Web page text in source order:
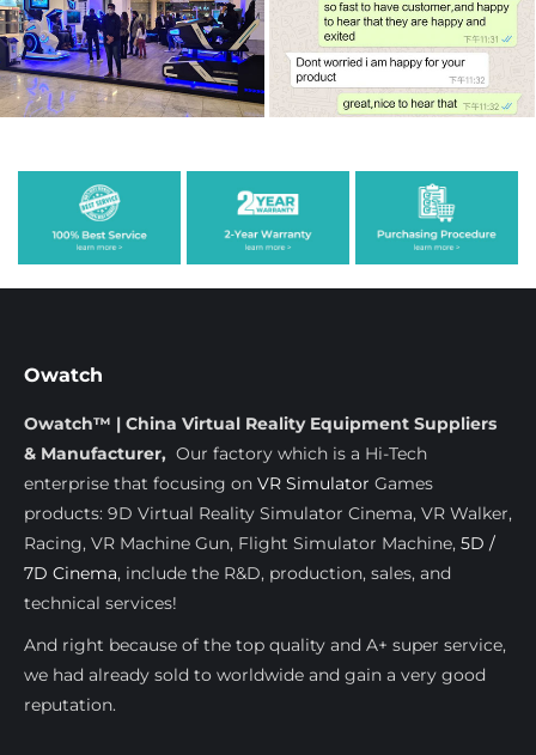
Owatch
Owatch™ | China Virtual Reality Equipment Suppliers
& Manufacturer, Our factory which is a Hi-Tech
enterprise that focusing on VR Simulator Games
products: 9D Virtual Reality Simulator Cinema, VR Walker,
Racing, VR Machine Gun, Flight Simulator Machine, 5D /
7D Cinema, include the R&D, production, sales, and
technical services!
And right because of the top quality and A+ super service,
we had already sold to worldwide and gain a very good
reputation.